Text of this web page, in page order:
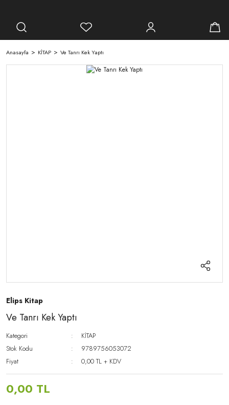
Anasayfa KİTAP Ve Tanrı Kek Yaptı
Elips Kitap
Ve Tanrı Kek Yaptı
Kategori
KİTAP
Stok Kodu
9789756053072
Fiyat
0,00 TL + KDV
0,00 TL